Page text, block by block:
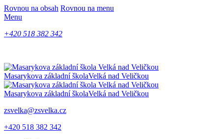
Rovnou na obsah Rovnou na menu
Menu
+420 518 382 342
Masarykova základní školaVelká nad Veličkou
Masarykova základní školaVelká nad Veličkou
zsvelka@zsvelka.cz
+420 518 382 342